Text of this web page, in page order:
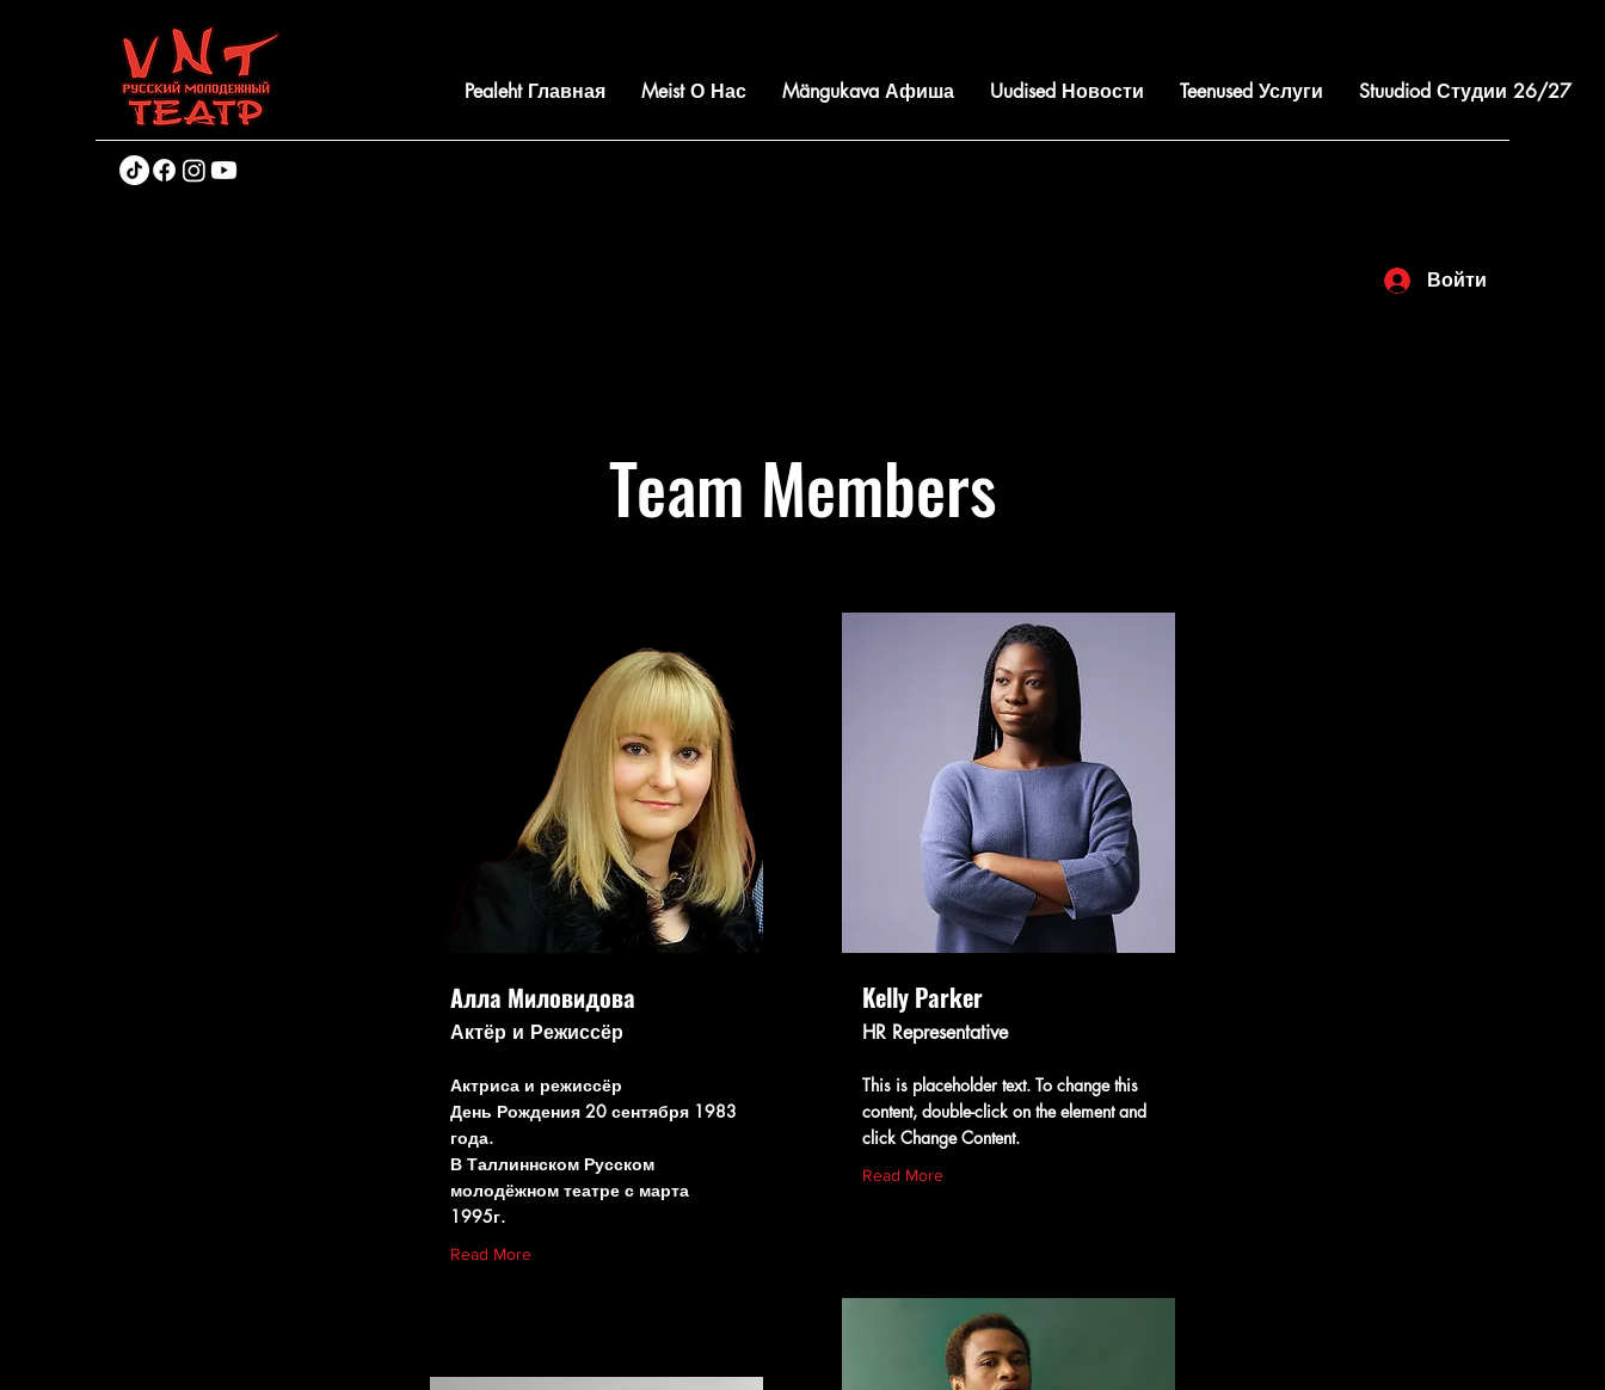
Pealeht Главная Meist О Нас Mängukava Афиша Uudised Новости Teenused Услуги Stuudiod Студии 26/27
Войти
Team Members
Алла Миловидова
Актёр и Режиссёр
Актриса и режиссёр
День Рождения 20 сентября 1983
года.
В Таллиннском Русском
молодёжном театре с марта
1995г.
Read More
Kelly Parker
HR Representative
This is placeholder text. To change this
content, double-click on the element and
click Change Content.
Read More